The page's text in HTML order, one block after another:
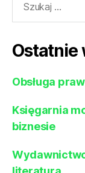
Ostatnie
Obsługa
Księgarnia
biznesie